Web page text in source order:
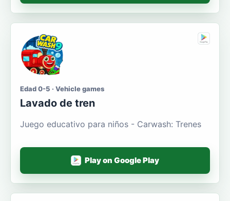
Edad 0-5 · Vehicle games
Lavado de tren
Juego educativo para niños - Carwash: Trenes
Play on Google Play